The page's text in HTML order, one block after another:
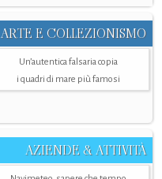
ARTE E COLLEZIONISMO
Un’autentica falsaria copia
i quadri di mare più famosi
AZIENDE & ATTIVITÀ